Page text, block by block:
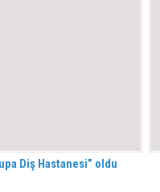
Diş Hastanesi” oldu